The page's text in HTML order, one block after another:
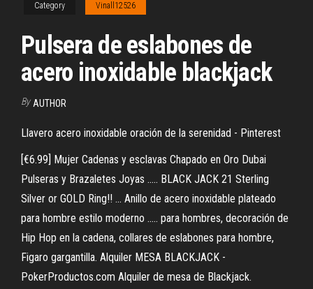
Category Vinall12526
Pulsera de eslabones de
acero inoxidable blackjack
By AUTHOR
Llavero acero inoxidable oración de la serenidad - Pinterest
[€6.99] Mujer Cadenas y esclavas Chapado en Oro Dubai
Pulseras y Brazaletes Joyas ..... BLACK JACK 21 Sterling
Silver or GOLD Ring!! ... Anillo de acero inoxidable plateado
para hombre estilo moderno ..... para hombres, decoración de
Hip Hop en la cadena, collares de eslabones para hombre,
Figaro gargantilla. Alquiler MESA BLACKJACK -
PokerProductos.com Alquiler de mesa de Blackjack.